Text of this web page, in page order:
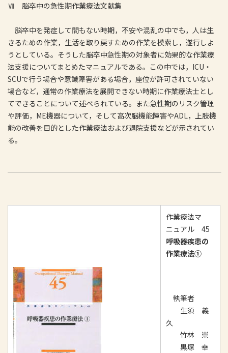
Ⅶ 脳卒中の急性期作業療法文献集
脳卒中を発症して間もない時期，不安や混乱の中でも，人は生
きるための作業，生活を取り戻すための作業を模索し，遂行しよ
うとしている。そうした脳卒中急性期の対象者に効果的な作業療
法支援についてまとめたマニュアルである。この中では，ICU・
SCUで行う場合や意識障害がある場合，座位が許可されていない
場合など，通常の作業療法を展開できない時期に作業療法士とし
てできることについて述べられている。また急性期のリスク管理
や評価，ME機器について，そして高次脳機能障害やADL，上肢機
能の改善を目的とした作業療法および退院支援などが示されてい
る。
作業療法マ
ニュアル 45
呼吸器疾患の
作業療法①
執筆者
生須 義
久
竹林 崇
黒塚 幸